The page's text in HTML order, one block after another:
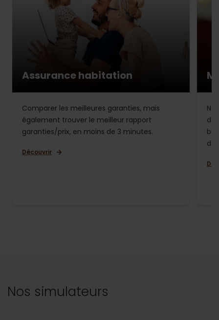
Assurance habitation
Comparer les meilleures garanties, mais
également trouver le meilleur rapport
garanties/prix, en moins de 3 minutes.
Découvrir
de
de
Nos simulateurs